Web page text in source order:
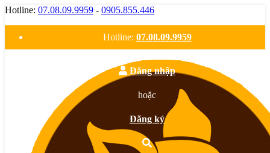
Hotline: 07.08.09.9959 - 0905.855.446
Hotline: 07.08.09.9959
Đăng nhập
hoặc
Đăng ký